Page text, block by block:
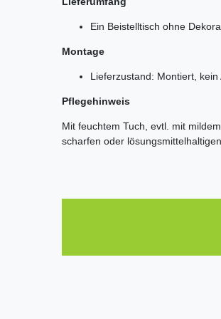
Ein Beistelltisch ohne
Montage
Lieferzustand: Montiert, kein
Pflegehinweis
Mit feuchtem Tuch, evtl. mit
scharfen oder